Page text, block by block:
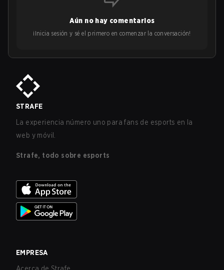
Aún no hay comentarios
¡Inicia sesión y sé el primero en comenzar la conversación!
STRAFE
La experiencia número uno para fans de esports en la
web y móvil.
Strafe, todo sobre esports
EMPRESA